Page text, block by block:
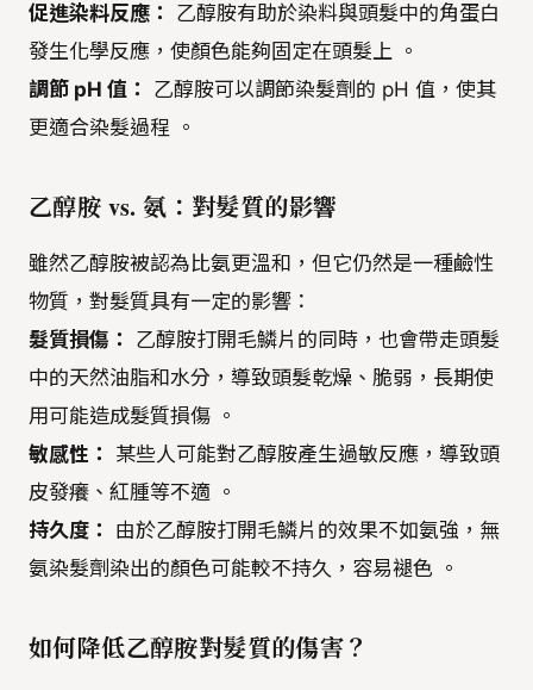
促進染料反應：
乙醇胺有助於染料與頭髮中的角蛋白
發生化學反應，使顏色能夠固定在頭髮上 。
調節 pH 值：
乙醇胺可以調節染髮劑的 pH 值，使其
更適合染髮過程 。
乙醇胺 vs. 氨：對髮質的影響
雖然乙醇胺被認為比氨更溫和，但它仍然是一種鹼性
物質，對髮質具有一定的影響：
髮質損傷：
乙醇胺打開毛鱗片的同時，也會帶走頭髮
中的天然油脂和水分，導致頭髮乾燥、脆弱，長期使
用可能造成髮質損傷 。
敏感性：
某些人可能對乙醇胺產生過敏反應，導致頭
皮發癢、紅腫等不適 。
持久度：
由於乙醇胺打開毛鱗片的效果不如氨強，無
氨染髮劑染出的顏色可能較不持久，容易褪色 。
如何降低乙醇胺對髮質的傷害？